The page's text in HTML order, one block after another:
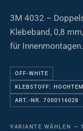
3M 4032 –
Klebeband, 0,8
für Innenmontagen.
OFF-WHITE
KLEBSTOFF:
ART.-NR. 7000116028
VARIANTE WÄHLEN —